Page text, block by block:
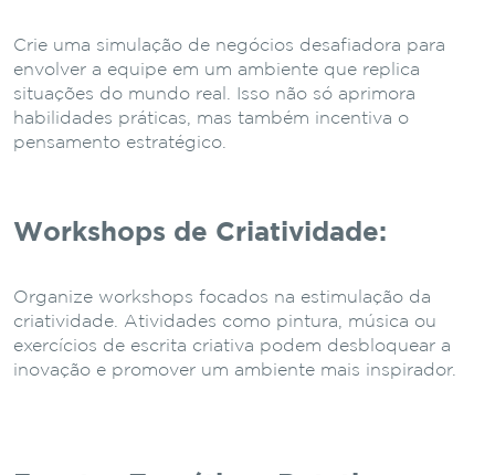
Crie uma simulação de negócios desafiadora para
envolver a equipe em um ambiente que replica
situações do mundo real. Isso não só aprimora
habilidades práticas, mas também incentiva o
pensamento estratégico.
Workshops de Criatividade:
Organize workshops focados na estimulação da
criatividade. Atividades como pintura, música ou
exercícios de escrita criativa podem desbloquear a
inovação e promover um ambiente mais inspirador.